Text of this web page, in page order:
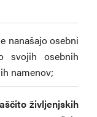
osebni
svojih osebnih
namenov;
življenjskih